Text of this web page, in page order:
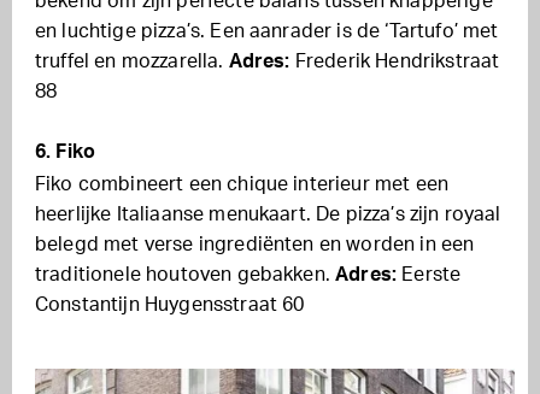
en luchtige pizza’s. Een aanrader is de ‘Tartufo’ met
truffel en mozzarella. Adres: Frederik Hendrikstraat
88
6. Fiko
Fiko combineert een chique interieur met een
heerlijke Italiaanse menukaart. De pizza’s zijn royaal
belegd met verse ingrediënten en worden in een
traditionele houtoven gebakken.Adres: Eerste
Constantijn Huygensstraat 60